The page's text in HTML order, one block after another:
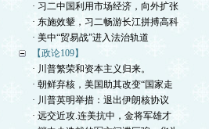
· 习二中国利用市场经济，向外扩张
· 东施效颦，习二畅游长江拼搏高科
· 美中“贸易战”进入法治轨道
【政论109】
· 川普繁荣和资本主义归来。
· 朝鲜弃核，美国助其改变“国家走
· 川普英明举措：退出伊朗核协议
· 远交近攻.连美抗中，金将军雄才